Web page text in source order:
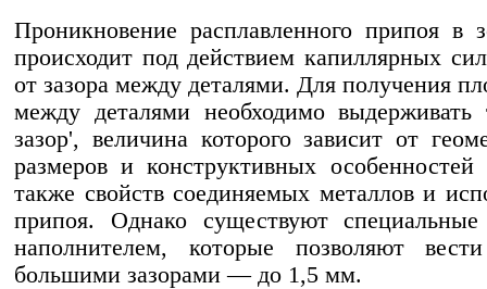
Проникновение расплавленного припоя в
происходит под действием капиллярных
от зазора между деталями. Для получения
между деталями необходимо выдерживать
зазор', величина которого зависит от
размеров и конструктивных особенностей
также свойств соединяемых металлов и
припоя. Однако существуют
наполнителем, которые позволяют
большими зазорами — до 1,5 мм.